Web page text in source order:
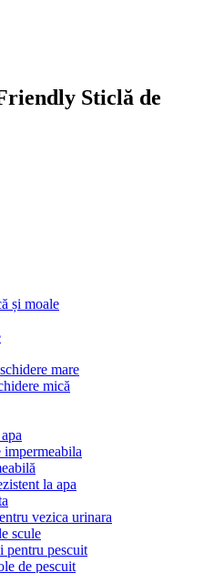
Sticlă de
și moale
mare
mică
impermeabila
la apa
vezica urinara
scule
pentru pescuit
de pescuit